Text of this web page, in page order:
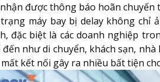
được thông báo hoãn
máy bay bị delay không chỉ
đặc biệt là các doanh nghiệp
như di chuyển, khách sạn,
kết nối gây ra nhiều bất tiện